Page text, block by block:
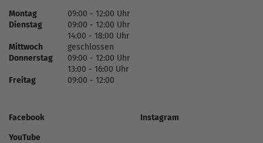
Montag
09:00 - 12:00 Uhr
Dienstag
09:00 - 12:00 Uhr
14:00 - 18:00 Uhr
Mittwoch
geschlossen
Donnerstag
09:00 - 12:00 Uhr
13:00 - 16:00 Uhr
Freitag
09:00 - 12:00
Facebook
Instagram
YouTube